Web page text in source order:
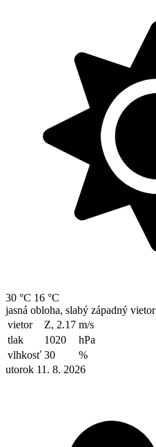
30 °C 16 °C
jasná obloha, slabý západný vietor
vietor
Z, 2.17 m/s
tlak
1020
hPa
vlhkosť 30
%
utorok 11. 8. 2026